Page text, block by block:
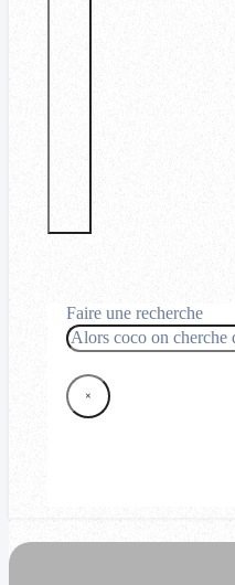
Faire une recherche
Rechercher
×